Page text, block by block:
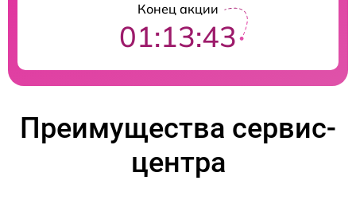
Конец акции
01:13:42
Преимущества сервис-
центра